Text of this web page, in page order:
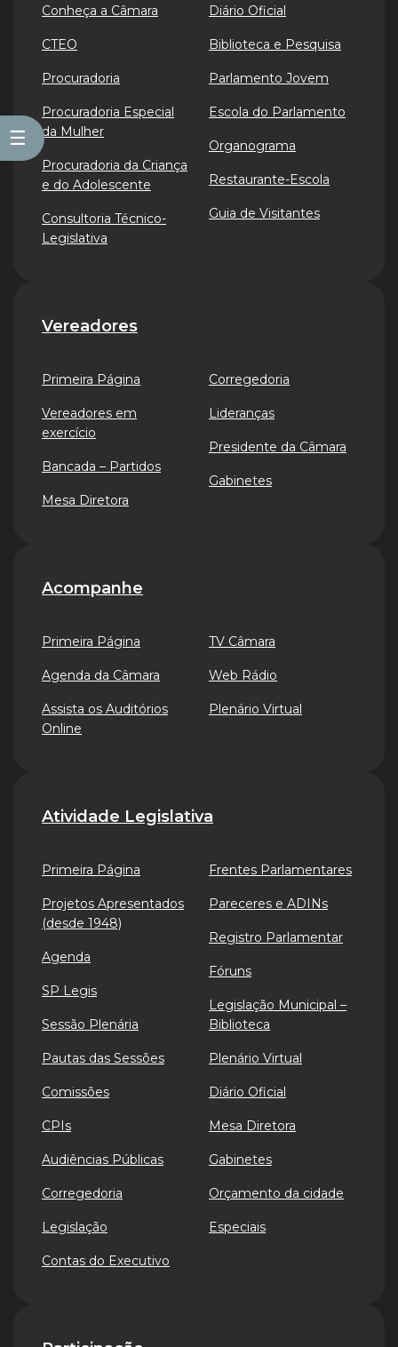
☰
Conheça a Câmara
CTEO
Procuradoria
Procuradoria Especial
da Mulher
Procuradoria da Criança
e do Adolescente
Consultoria Técnico-
Legislativa
Diário Oficial
Biblioteca e Pesquisa
Parlamento Jovem
Escola do Parlamento
Organograma
Restaurante-Escola
Guia de Visitantes
Vereadores
Primeira Página
Vereadores em
exercício
Bancada – Partidos
Mesa Diretora
Corregedoria
Lideranças
Presidente da Câmara
Gabinetes
Acompanhe
Primeira Página
Agenda da Câmara
Assista os Auditórios
Online
TV Câmara
Web Rádio
Plenário Virtual
Atividade Legislativa
Primeira Página
Projetos Apresentados
(desde 1948)
Agenda
SP Legis
Sessão Plenária
Pautas das Sessões
Comissões
CPIs
Audiências Públicas
Corregedoria
Legislação
Contas do Executivo
Frentes Parlamentares
Pareceres e ADINs
Registro Parlamentar
Fóruns
Legislação Municipal –
Biblioteca
Plenário Virtual
Diário Oficial
Mesa Diretora
Gabinetes
Orçamento da cidade
Especiais